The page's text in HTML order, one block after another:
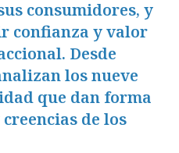
consumidores, y
confianza y valor
Desde
los nueve
que dan forma
de los